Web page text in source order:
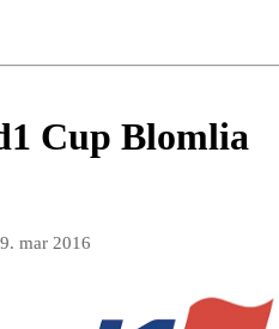
Cup Blomlia
9. mar 2016